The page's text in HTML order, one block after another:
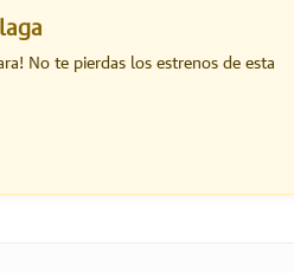
No te pierdas los estrenos de esta